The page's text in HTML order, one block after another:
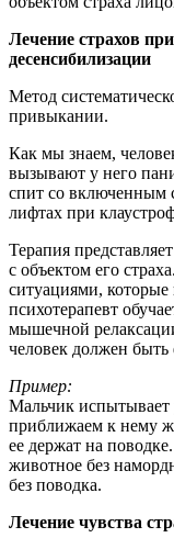
Лечение страхов
десенсибилизации
Метод
привыкании.
Как мы знаем,
вызывают у него
спит со включенным
лифтах при
Терапия
с объектом его
ситуациями,
психотерапевт
мышечной
человек должен быть
Пример:
Мальчик
приближаем к нему
ее держат на
животное без
без поводка.
Лечение чувства